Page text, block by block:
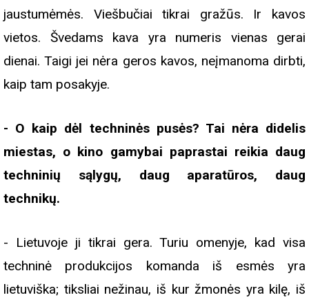
jaustumėmės. Viešbučiai tikrai gražūs. Ir kavos
vietos. Švedams kava yra numeris vienas gerai
dienai. Taigi jei nėra geros kavos, neįmanoma dirbti,
kaip tam posakyje.
- O kaip dėl techninės pusės? Tai nėra didelis
miestas, o kino gamybai paprastai reikia daug
techninių sąlygų, daug aparatūros, daug
technikų.
- Lietuvoje ji tikrai gera. Turiu omenyje, kad visa
techninė produkcijos komanda iš esmės yra
lietuviška; tiksliai nežinau, iš kur žmonės yra kilę, iš